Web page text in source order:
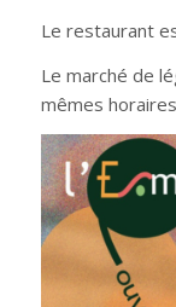
Le restaurant
Le marché de
mêmes